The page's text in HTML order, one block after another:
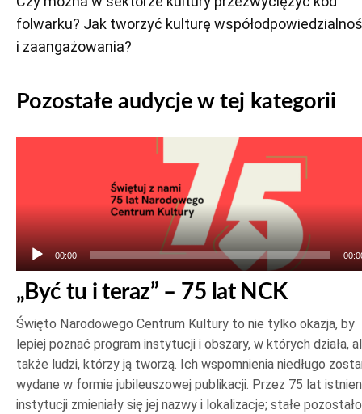
folwarku? Jak tworzyć kulturę
i zaangażowania?
Pozostałe audycje w tej kategorii
00:00
„Być tu i teraz” – 75 lat NCK
Święto Narodowego Centrum Kultury to nie tylko okazja, by
lepiej poznać program instytucji i obszary, w których działa,
także ludzi, którzy ją tworzą. Ich wspomnienia niedługo
wydane w formie jubileuszowej publikacji. Przez 75 lat
instytucji zmieniały się jej nazwy i lokalizacje; stałe pozostało